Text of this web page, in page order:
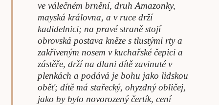
ve válečném brnění, druh Amazonky,
mayská královna, a v ruce drží
kadidelnici; na pravé straně stojí
obrovská postava kněze s tlustými rty a
zakřiveným nosem v kuchařské čepici a
zástěře, drží na dlani dítě zavinuté v
plenkách a podává je bohu jako lidskou
oběť; dítě má stařecký, ohyzdný obličej,
jako by bylo novorozený čertík, cení